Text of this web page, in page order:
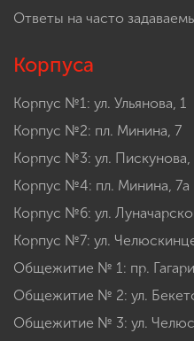
Ответы на часто
Корпуса
Корпус №1: ул. Ульянова, 1
Корпус №2: пл. Минина, 7
Корпус №3: ул. Пискунова,
Корпус №4: пл. Минина, 7а
Корпус №6: ул.
Корпус №7: ул.
Общежитие № 1: пр.
Общежитие № 2: ул.
Общежитие № 3: ул.